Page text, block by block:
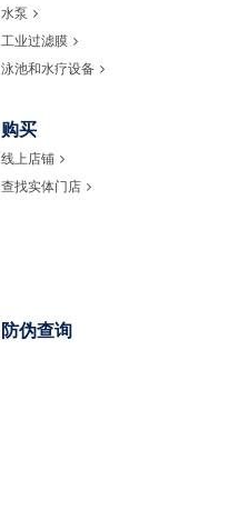
水泵
工业过滤膜
泳池和水疗设备
购买
线上店铺
查找实体门店
防伪查询